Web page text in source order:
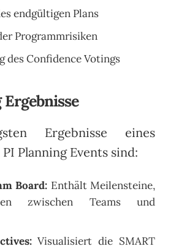
endgültigen Plans
Programmrisiken
des Confidence Votings
Ergebnisse eines
Planning Events sind:
Board: Enthält Meilensteine,
zwischen Teams und
Visualisiert die SMART